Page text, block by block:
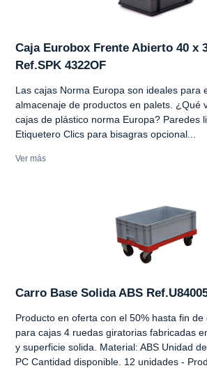
Caja Eurobox Frente Abierto 40 x
Ref.SPK 4322OF
Las cajas Norma Europa son ideales para
almacenaje de productos en palets. ¿Qué
cajas de plástico norma Europa? Paredes
Etiquetero Clics para bisagras opcional...
Ver más
Carro Base Solida ABS
Producto en oferta con el 50% hasta fin
para cajas 4 ruedas giratorias fabricadas
y superficie solida. Material: ABS Unidad
PC Cantidad disponible. 12 unidades -